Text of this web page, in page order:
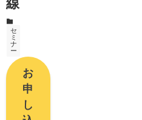
線
セ
ミ
ナ
ー
お
申
し